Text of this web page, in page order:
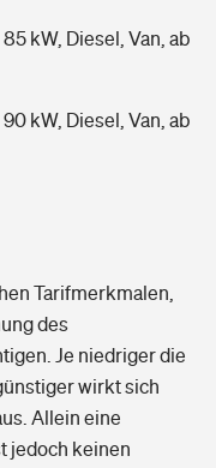
kW, Diesel, Van, ab
kW, Diesel, Van, ab
Tarifmerkmalen,
des
Je niedriger die
wirkt sich
Allein eine
jedoch keinen